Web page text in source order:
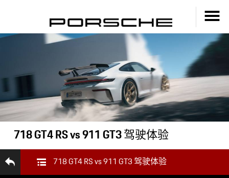
718 GT4 RS vs 911 GT3 驾驶体验
718 GT4 RS vs 911 GT3 驾驶体验